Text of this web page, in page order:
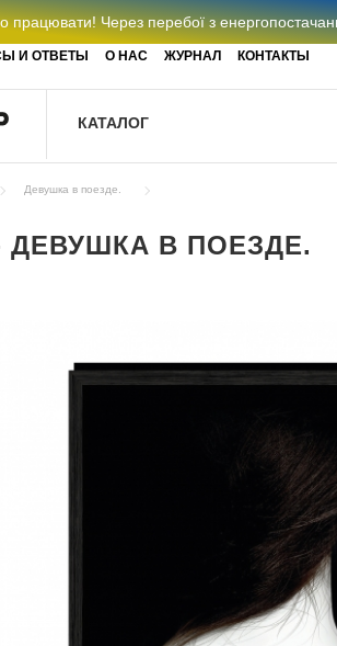
Через перебої з
И ОТВЕТЫ О НАС ЖУРНАЛ КОНТАКТЫ
КАТАЛОГ
Девушка в поезде.
ДЕВУШКА В ПОЕЗДЕ.